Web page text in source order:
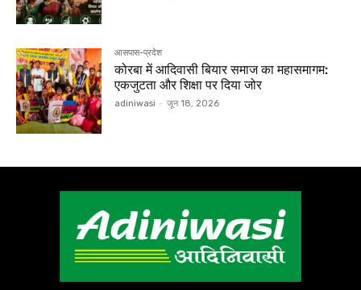
आसपास-प्रदेश
कोरबा में आदिवासी बियार समाज का महासमागम:
एकजुटता और शिक्षा पर दिया जोर
adiniwasi - जून 18, 2026